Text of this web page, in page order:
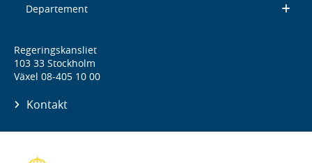
Departement
Regeringskansliet
103 33 Stockholm
Växel 08-405 10 00
Kontakt